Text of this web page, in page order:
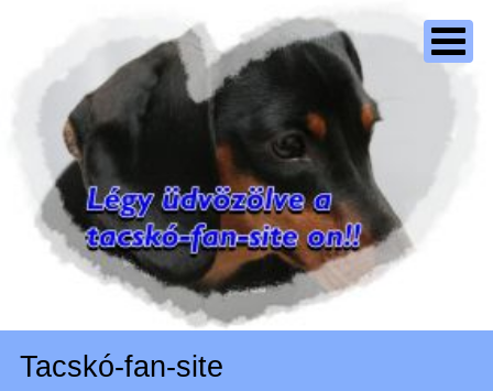
Tacskó-fan-site